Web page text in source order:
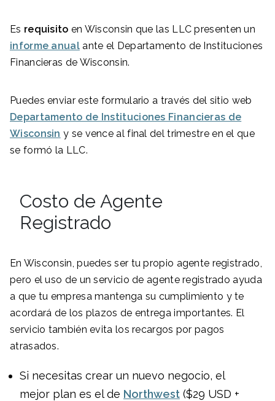
Es requisito en Wisconsin que las LLC presenten un
informe anualante el Departamento de Instituciones
Financieras de Wisconsin.
Puedes enviar este formulario a través del sitio web
Departamento de Instituciones Financieras de
Wisconsin y se vence al final del trimestre en el que
se formó la LLC.
Costo de Agente
Registrado
En Wisconsin, puedes ser tu propio agente registrado,
pero el uso de un servicio de agente registrado ayuda
a que tu empresa mantenga su cumplimiento y te
acordará de los plazos de entrega importantes. El
servicio también evita los recargos por pagos
atrasados.
Si necesitas crear un nuevo negocio, el
mejor plan es el de Northwest ($29 USD +